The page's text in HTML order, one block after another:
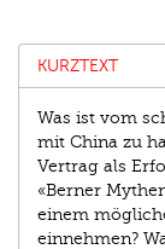
KURZTEXT
Was ist vom
mit China zu
Vertrag als
«Berner
einem
einnehmen?